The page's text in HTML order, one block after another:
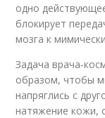
одно
блокирует
мозга к
Задача врача-
образом, чтобы
напряглись с
натяжение кожи,